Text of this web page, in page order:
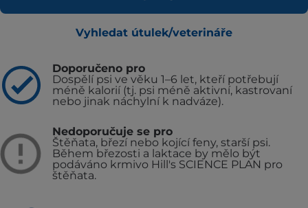
Vyhledat útulek/veterináře
Doporučeno pro
Dospělí psi ve věku 1–6 let, kteří potřebují
méně kalorií (tj. psi méně aktivní, kastrovaní
nebo jinak náchylní k nadváze).
Nedoporučuje se pro
Štěňata, březí nebo kojící feny, starší psi.
Během březosti a laktace by mělo být
podáváno krmivo Hill's SCIENCE PLAN pro
štěňata.